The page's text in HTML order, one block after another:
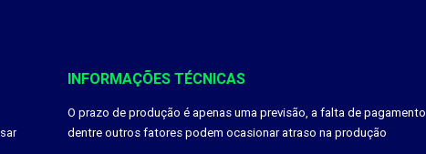
INFORMAÇÕES TÉCNICAS
O prazo de produção é apenas uma previsão, a falta de pagamento
dentre outros fatores podem ocasionar atraso na produção